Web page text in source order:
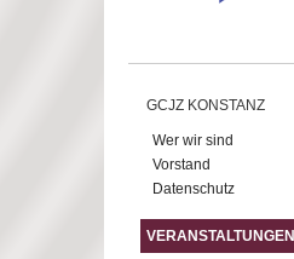
GCJZ KONSTANZ
Wer wir sind
Vorstand
Datenschutz
VERANSTALTUNGEN